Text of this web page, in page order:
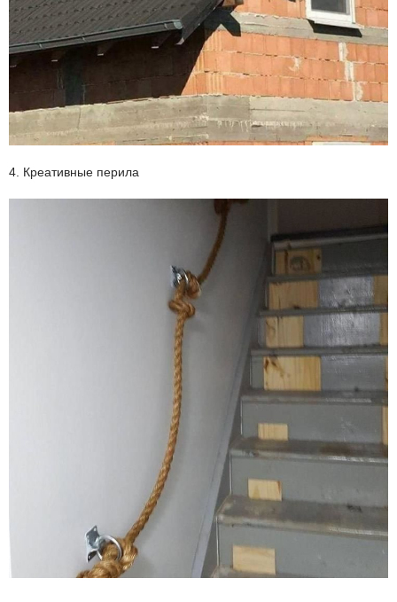
4. Креативные перила